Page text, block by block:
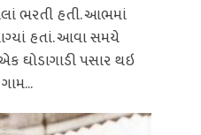
ભરતી હતી. આભમાં
હતાં. આવા સમયે
ઘોડાગાડી પસાર થઇ